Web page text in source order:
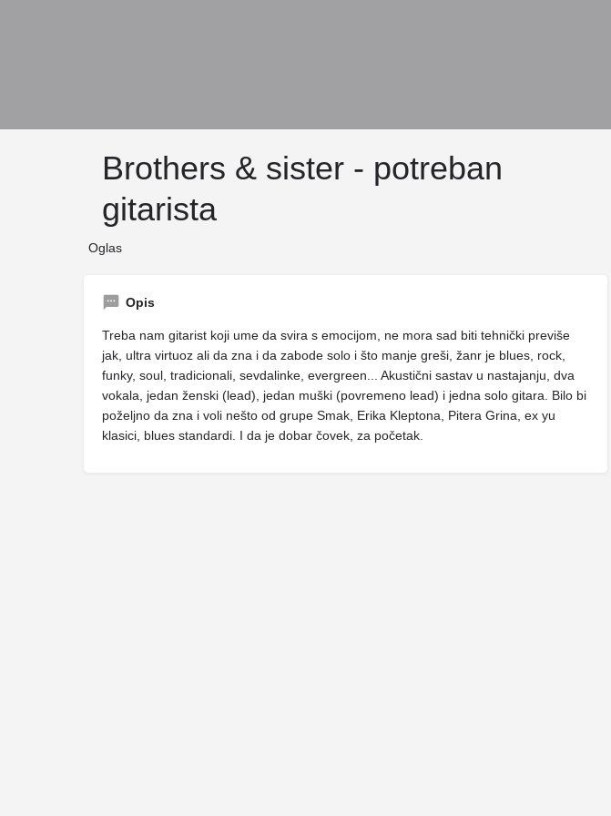
Brothers & sister - potreban
gitarista
Oglas
Opis
Treba nam gitarist koji ume da svira s emocijom, ne mora sad biti tehnički previše
jak, ultra virtuoz ali da zna i da zabode solo i što manje greši, žanr je blues, rock,
funky, soul, tradicionali, sevdalinke, evergreen... Akustični sastav u nastajanju, dva
vokala, jedan ženski (lead), jedan muški (povremeno lead) i jedna solo gitara. Bilo bi
poželjno da zna i voli nešto od grupe Smak, Erika Kleptona, Pitera Grina, ex yu
klasici, blues standardi. I da je dobar čovek, za početak.